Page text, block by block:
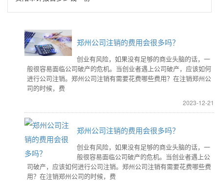
郑州公司注销的费用会很多吗？
创业有风险，如果没有足够的商业头脑的话，一
般很容易面临公司破产的危机。当创业者遇上公司破产，应该如何
进行公司注销。郑州公司注销有需要花费哪些费用？在注销郑州公
司的时候，费
2023-12-21
郑州公司注销的费用会很多吗？
创业有风险，如果没有足够的商业头脑的话，一
般很容易面临公司破产的危机。当创业者遇上公
司破产，应该如何进行公司注销。郑州公司注销有需要花费哪些费
用？在注销郑州公司的时候，费